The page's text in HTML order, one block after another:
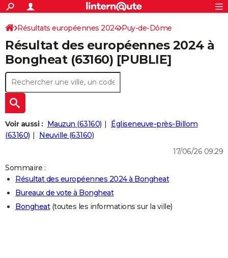
ACTUALITÉS
Politique
Société
Faits Divers
Education
Monde
Villes
+
SPORT
Coupe du monde 2026
Football
Tennis
Cyclisme
Rugby
Forum
Programme TV
TNT
Streaming
Cinéma
Sorties cinéma
Musique
+
FINANCE
Retraite
Impôts
Epargne
Immobilier
Risques naturels par ville
Banque
Assurance
Crédit
AUTO
Essais
Réserver un essai
Citadines
Berlines
SUV
Forum auto
+
HIGH-TECH
Mobiles
Meilleur smartphone
Internet
Ordinateurs
Jeux vidéo
Guide high-tech
+
BRICOLAGE
Guides de France
Escapades
Patrimoine
Expositions
Musées
Week-end nature
LIFESTYLE
Art de vivre
Bien-être
Loisirs
Mode
Modes de vie
S'inscrire
Connexion
Résultats européennes 2024 Puy-de-Dôme
Résultat des européennes 2024 à
Bongheat (63160) [PUBLIE]
Voir aussi : Mauzun (63160)
Égliseneuve-près-Billom
(63160)
Neuville (63160)
17/06/26 09:29
Sommaire :
Résultat des européennes 2024 à Bongheat
Bureaux de vote à Bongheat
Bongheat(toutes les informations sur la ville)